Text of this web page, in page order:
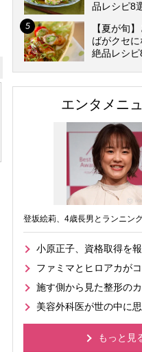
品レシピ8
【夏が旬
ばがクセ
絶品レシピ
エンタメニ
登坂絵莉、4歳長男とランニン
小原正子、資格取得を
ファミマとヒロアカが
施す側から見た整形の
美容外科医が世の中に
もっと見